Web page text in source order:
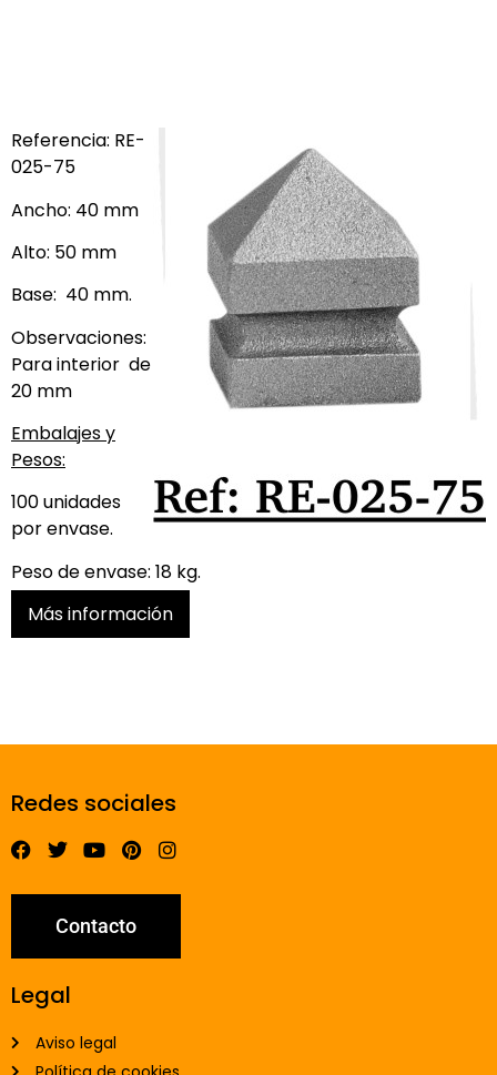
Referencia: RE-
025-75
Ancho: 40 mm
Alto: 50 mm
Base: 40 mm.
Observaciones:
Para interior de
20 mm
Embalajes y
Pesos:
100 unidades
por envase.
Peso de envase: 18 kg.
Más información
Redes sociales
Contacto
Legal
Aviso legal